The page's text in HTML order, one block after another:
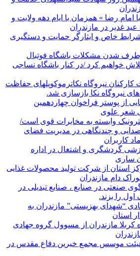
امام رضا » همزمان با ایام دهه ولایت و
عید غدیر در مازندران
شرایط خاص و ایثارگر حمایت و دستگیری
شدن مشکلات باشگاه فوتبال
خواهیم کرد /در کنار باشگاه نساجی
کارکنان نیروگاه نکاترموکوپلهای حفاظت
های نیروگاه نکا بازسازی شد.
از پوستر فراخوان چهاردهمین
شعر علوی
وابسته به مخابرات قوی است/
و چندنگاهی در مدیریت فضای
کاربران
گردشگری و اشتغال در اداره
ساری
استان از شرکت تولید محصولات غذایی
دام مازندران
صنعتی در صنایع ، صنایع تبدیلی در
اول را بزند.
جهادی “شهدای بهزیستی” مازندران به
استان
کربلا مازندران از مسوول گروه جهادی
موسس مجمع خیرین دفاع مقدس در